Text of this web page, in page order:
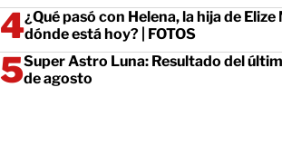
¿Qué pasó con Helena, la hija de
dónde está hoy? | FOTOS
Super Astro Luna: Resultado del
de agosto